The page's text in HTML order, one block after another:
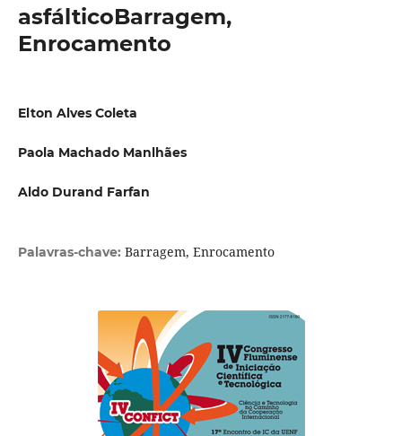
asfálticoBarragem,
Enrocamento
Elton Alves Coleta
Paola Machado Manlhães
Aldo Durand Farfan
Palavras-chave: Barragem, Enrocamento